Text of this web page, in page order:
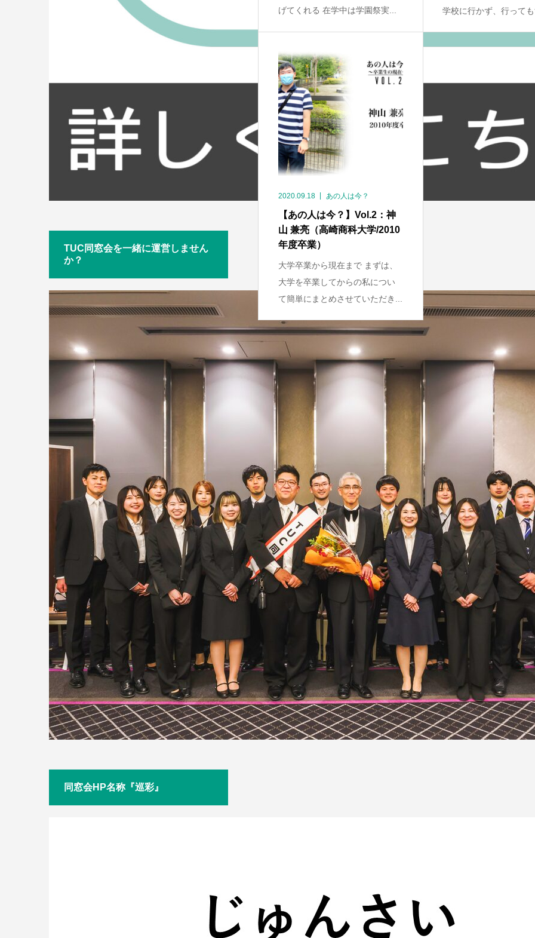
げてくれる 在学中は学園祭実...
学校に行かず、行って
2020.09.18 あの人は今？
【あの人は今？】Vol.2：神
山 兼亮（高崎商科大学/2010
年度卒業）
大学卒業から現在まで まずは、
大学を卒業してからの私につい
て簡単にまとめさせていただき...
1 2
TUC同窓会を一緒に運営しません
か？
同窓会HP名称『巡彩』